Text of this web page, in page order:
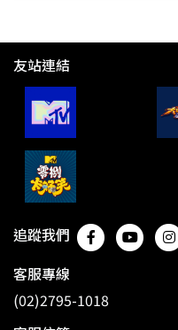
友站連結
追蹤我們
客服專線
(02)2795-1018